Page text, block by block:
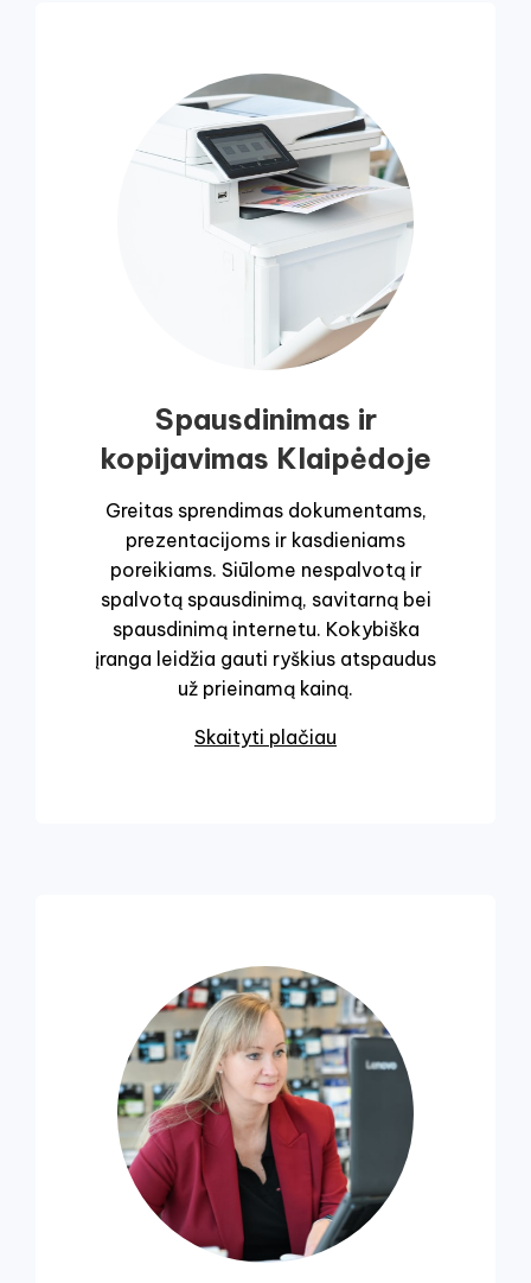
Spausdinimas ir
kopijavimas Klaipėdoje
Greitas sprendimas dokumentams,
prezentacijoms ir kasdieniams
poreikiams. Siūlome nespalvotą ir
spalvotą spausdinimą, savitarną bei
spausdinimą internetu. Kokybiška
įranga leidžia gauti ryškius atspaudus
už prieinamą kainą.
Skaityti plačiau